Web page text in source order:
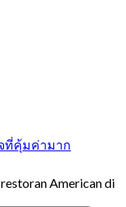
ที่คุ้มค่ามาก
American di